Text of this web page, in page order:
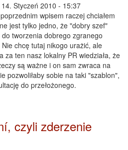
Styczeń 2010 - 15:37
wpisem raczej chciałem
jest tylko jedno, że "dobry szef"
tworzenia dobrego zgranego
Nie chcę tutaj nikogo urażić, ale
za ten nasz lokalny PR wiedziała, że
są ważne i on sam zwraca na
pozwoliłaby sobie na taki "szablon",
do przełożonego.
czyli zderzenie